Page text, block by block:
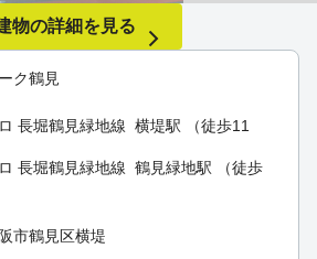
ク鶴見
長堀鶴見緑地線 横堤駅 （徒歩11
長堀鶴見緑地線 鶴見緑地駅 （徒歩
市鶴見区横堤
物の詳細を見る